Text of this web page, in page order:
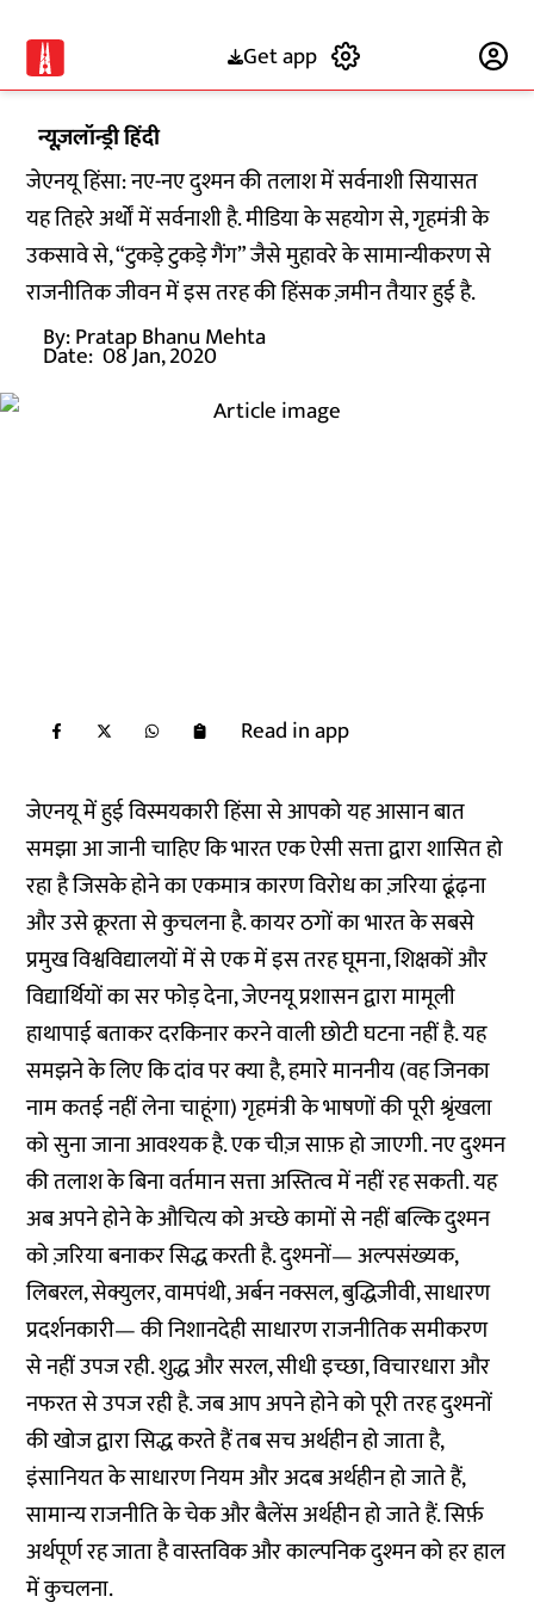
Get app
न्यूज़लॉन्ड्री हिंदी
जेएनयू हिंसा: नए-नए दुश्मन की तलाश में सर्वनाशी सियासत
यह तिहरे अर्थों में सर्वनाशी है. मीडिया के सहयोग से, गृहमंत्री के
उकसावे से, “टुकड़े टुकड़े गैंग” जैसे मुहावरे के सामान्यीकरण से
राजनीतिक जीवन में इस तरह की हिंसक ज़मीन तैयार हुई है.
By:Pratap Bhanu Mehta
Date: 08 Jan, 2020
Read in app
जेएनयू में हुई विस्मयकारी हिंसा से आपको यह आसान बात
समझा आ जानी चाहिए कि भारत एक ऐसी सत्ता द्वारा शासित हो
रहा है जिसके होने का एकमात्र कारण विरोध का ज़रिया ढूंढ़ना
और उसे क्रूरता से कुचलना है. कायर ठगों का भारत के सबसे
प्रमुख विश्वविद्यालयों में से एक में इस तरह घूमना, शिक्षकों और
विद्यार्थियों का सर फोड़ देना, जेएनयू प्रशासन द्वारा मामूली
हाथापाई बताकर दरकिनार करने वाली छोटी घटना नहीं है. यह
समझने के लिए कि दांव पर क्या है, हमारे माननीय (वह जिनका
नाम कतई नहीं लेना चाहूंगा) गृहमंत्री के भाषणों की पूरी श्रृंखला
को सुना जाना आवश्यक है. एक चीज़ साफ़ हो जाएगी. नए दुश्मन
की तलाश के बिना वर्तमान सत्ता अस्तित्व में नहीं रह सकती. यह
अब अपने होने के औचित्य को अच्छे कामों से नहीं बल्कि दुश्मन
को ज़रिया बनाकर सिद्ध करती है. दुश्मनों— अल्पसंख्यक,
लिबरल, सेक्युलर, वामपंथी, अर्बन नक्सल, बुद्धिजीवी, साधारण
प्रदर्शनकारी— की निशानदेही साधारण राजनीतिक समीकरण
से नहीं उपज रही. शुद्ध और सरल, सीधी इच्छा, विचारधारा और
नफरत से उपज रही है. जब आप अपने होने को पूरी तरह दुश्मनों
की खोज द्वारा सिद्ध करते हैं तब सच अर्थहीन हो जाता है,
इंसानियत के साधारण नियम और अदब अर्थहीन हो जाते हैं,
सामान्य राजनीति के चेक और बैलेंस अर्थहीन हो जाते हैं. सिर्फ़
अर्थपूर्ण रह जाता है वास्तविक और काल्पनिक दुश्मन को हर हाल
में कुचलना.